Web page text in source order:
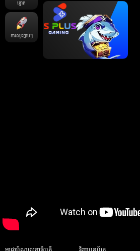
ឆ្នោត
ការឈ្នះភ្លាមៗ
អាជ្ញាប័ណ្ឌលេខាធិបតី វិញ្ញាបនប័ត្រ